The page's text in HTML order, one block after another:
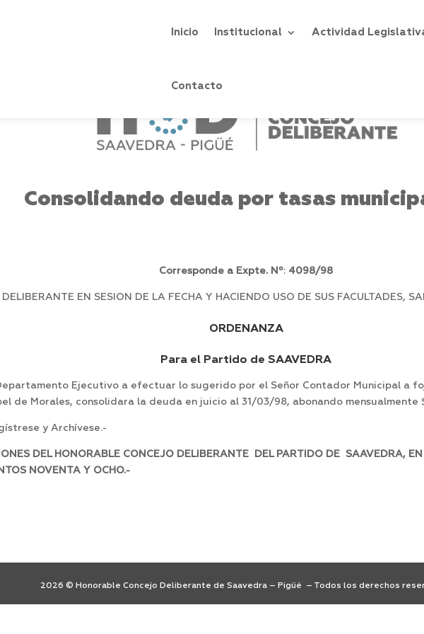
Inicio Institucional Actividad
Contacto
Consolidando deuda por tasas
Corresponde a Expte. Nº: 4098/98
EN SESION DE LA FECHA Y HACIENDO USO DE SUS FACULTADES,
ORDENANZA
Para el Partido de SAAVEDRA
Ejecutivo a efectuar lo sugerido por el Señor Contador Municipal a
de Morales, consolidara la deuda en juicio al 31/03/98, abonando mensualmente
y Archívese.-
DEL HONORABLE CONCEJO DELIBERANTE DEL PARTIDO DE SAAVEDRA,
NOVENTA Y OCHO.-
2026 © Honorable Concejo Deliberante de Saavedra – Pigüé – Todos los derechos